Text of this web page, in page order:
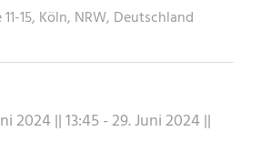
11-15, Köln, NRW, Deutschland
2024 || 13:45-29. Juni 2024 ||